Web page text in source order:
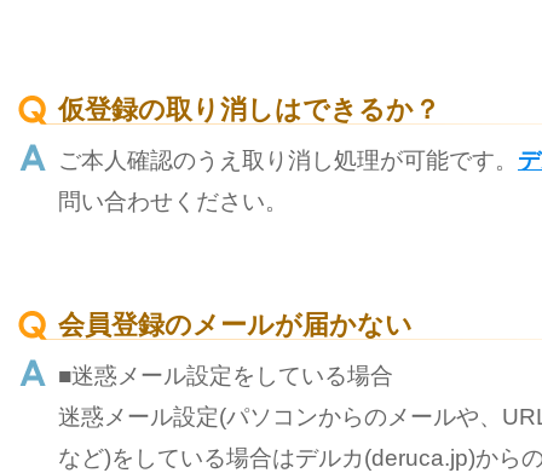
仮登録の取り消しはできるか？
ご本人確認のうえ取り消し処理が可能です。
問い合わせください。
会員登録のメールが届かない
■迷惑メール設定をしている場合
迷惑メール設定(パソコンからのメールや、
など)をしている場合はデルカ(deruca.jp)から